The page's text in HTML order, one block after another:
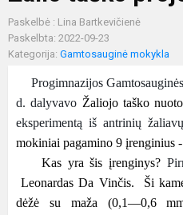
Paskelbė : Lina Bartkevičienė
Paskelbta: 2022-09-23
Kategorija: Gamtosauginė mokykla
Progimnazijos
d. dalyvavo Žaliojo taško
eksperimentą iš antrinių
mokiniai pagamino 9 įrenginius
Kas yra šis įrenginys?
Leonardas Da Vinčis. Ši
dėžė su maža (0,1—0,6